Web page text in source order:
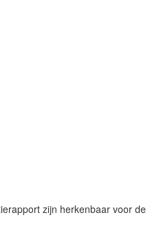
zijn herkenbaar voor de